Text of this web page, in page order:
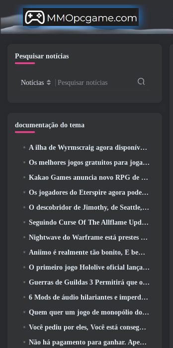
Pesquisar notícias
Notícias Pesquisar notícias
documentação do tema
A ilha de Wyrmscraig agora disponível para exploração no RuneScape da velha escola
Os melhores jogos gratuitos para jogar com seu time (2026)
Kakao Games anuncia novo RPG de ação, Donzela Guardiã
Os jogadores do Eterspire agora podem viajar um pouco no tempo… como um deleite
O descobridor de Jimothy, de Seattle, tem ligações com a ArenaNet, Então é claro que eles estão adicionando isso ao Guild Wars 2
Seguindo Curse Of The Allflame Update Path Of Exile anuncia várias mudanças com base no feedback
Nightwave do Warframe está prestes a retornar de uma forma chocante
Aniimo é realmente tão bonito, E bem tranquilo
O primeiro jogo Hololive oficial lançado esta semana
Guerras de Guildas 3 Permitirá que os jogadores experimentem o mundo de Tyria antes que os Elder Dragons acordem
6 Mods de áudio hilariantes e imperdíveis para Marvel Rivals
Quem quer um jogo de monopólio do RuneScape? Porque um está a caminho
Você pediu por eles, Você está conseguindo. Dragões estão chegando a Albion Online
Não há pagamento para ganhar. Apenas Ragnarok. Origin Classic é lançado em julho 23